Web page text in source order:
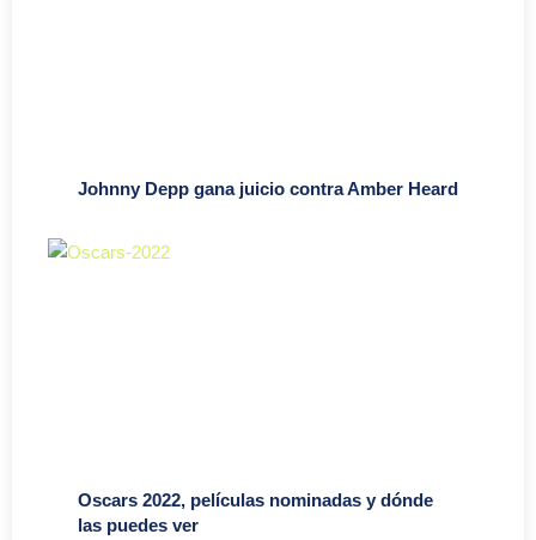
Johnny Depp gana juicio contra Amber Heard
Oscars 2022, películas nominadas y dónde
las puedes ver